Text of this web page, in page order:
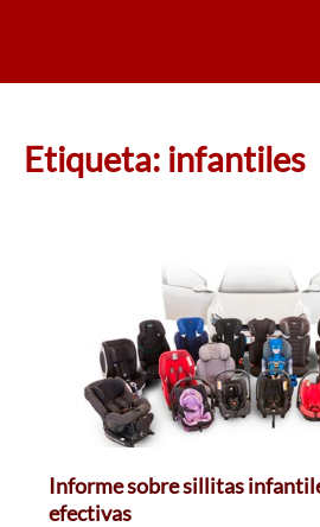
Etiqueta: infantiles
Informe sobre sillitas
efectivas